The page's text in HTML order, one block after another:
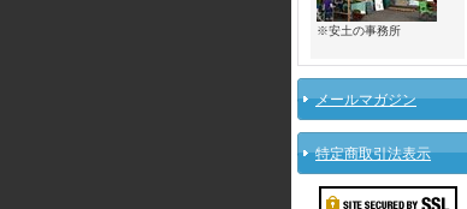
※安土の事務所
メールマガジン
特定商取引法表示